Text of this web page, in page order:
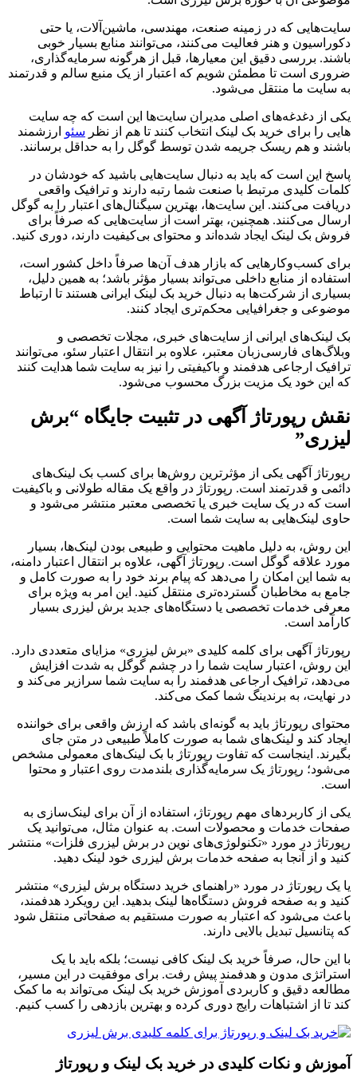
سایت‌هایی که در زمینه صنعت، مهندسی، ماشین‌آلات، یا حتی
دکوراسیون و هنر فعالیت می‌کنند، می‌توانند منابع بسیار خوبی
باشند. بررسی دقیق این معیارها، قبل از هرگونه سرمایه‌گذاری،
ضروری است تا مطمئن شویم که اعتبار از یک منبع سالم و قدرتمند
به سایت ما منتقل می‌شود.
یکی از دغدغه‌های اصلی مدیران سایت‌ها این است که چه سایت
هایی را برای خرید بک لینک انتخاب کنند تا هم از نظر سئو ارزشمند
باشند و هم ریسک جریمه شدن توسط گوگل را به حداقل برسانند.
پاسخ این است که باید به دنبال سایت‌هایی باشید که خودشان در
کلمات کلیدی مرتبط با صنعت شما رتبه دارند و ترافیک واقعی
دریافت می‌کنند. این سایت‌ها، بهترین سیگنال‌های اعتبار را به گوگل
ارسال می‌کنند. همچنین، بهتر است از سایت‌هایی که صرفاً برای
فروش بک لینک ایجاد شده‌اند و محتوای بی‌کیفیت دارند، دوری کنید.
برای کسب‌وکارهایی که بازار هدف آن‌ها صرفاً داخل کشور است،
استفاده از منابع داخلی می‌تواند بسیار مؤثر باشد؛ به همین دلیل،
بسیاری از شرکت‌ها به دنبال خرید بک لینک ایرانی هستند تا ارتباط
موضوعی و جغرافیایی محکم‌تری ایجاد کنند.
بک لینک‌های ایرانی از سایت‌های خبری، مجلات تخصصی و
وبلاگ‌های فارسی‌زبان معتبر، علاوه بر انتقال اعتبار سئو، می‌توانند
ترافیک ارجاعی هدفمند و باکیفیتی را نیز به سایت شما هدایت کنند
که این خود یک مزیت بزرگ محسوب می‌شود.
نقش رپورتاژ آگهی در تثبیت جایگاه “برش
لیزری”
رپورتاژ آگهی یکی از مؤثرترین روش‌ها برای کسب بک لینک‌های
دائمی و قدرتمند است. رپورتاژ در واقع یک مقاله طولانی و باکیفیت
است که در یک سایت خبری یا تخصصی معتبر منتشر می‌شود و
حاوی لینک‌هایی به سایت شما است.
این روش، به دلیل ماهیت محتوایی و طبیعی بودن لینک‌ها، بسیار
مورد علاقه گوگل است. رپورتاژ آگهی، علاوه بر انتقال اعتبار دامنه،
به شما این امکان را می‌دهد که پیام برند خود را به صورت کامل و
جامع به مخاطبان گسترده‌تری منتقل کنید. این امر به ویژه برای
معرفی خدمات تخصصی یا دستگاه‌های جدید برش لیزری بسیار
کارآمد است.
رپورتاژ آگهی برای کلمه کلیدی «برش لیزری» مزایای متعددی دارد.
این روش، اعتبار سایت شما را در چشم گوگل به شدت افزایش
می‌دهد، ترافیک ارجاعی هدفمند را به سایت شما سرازیر می‌کند و
در نهایت، به برندینگ شما کمک می‌کند.
محتوای رپورتاژ باید به گونه‌ای باشد که ارزش واقعی برای خواننده
ایجاد کند و لینک‌های شما به صورت کاملاً طبیعی در متن جای
بگیرند. اینجاست که تفاوت رپورتاژ با بک لینک‌های معمولی مشخص
می‌شود؛ رپورتاژ یک سرمایه‌گذاری بلندمدت روی اعتبار و محتوا
است.
یکی از کاربردهای مهم رپورتاژ، استفاده از آن برای لینک‌سازی به
صفحات خدمات و محصولات است. به عنوان مثال، می‌توانید یک
رپورتاژ در مورد «تکنولوژی‌های نوین در برش لیزری فلزات» منتشر
کنید و از آنجا به صفحه خدمات برش لیزری خود لینک دهید.
یا یک رپورتاژ در مورد «راهنمای خرید دستگاه برش لیزری» منتشر
کنید و به صفحه فروش دستگاه‌ها لینک بدهید. این رویکرد هدفمند،
باعث می‌شود که اعتبار به صورت مستقیم به صفحاتی منتقل شود
که پتانسیل تبدیل بالایی دارند.
با این حال، صرفاً خرید بک لینک کافی نیست؛ بلکه باید با یک
استراتژی مدون و هدفمند پیش رفت. برای موفقیت در این مسیر،
مطالعه دقیق و کاربردی آموزش خرید بک لینک می‌تواند به ما کمک
کند تا از اشتباهات رایج دوری کرده و بهترین بازدهی را کسب کنیم.
آموزش و نکات کلیدی در خرید بک لینک و رپورتاژ